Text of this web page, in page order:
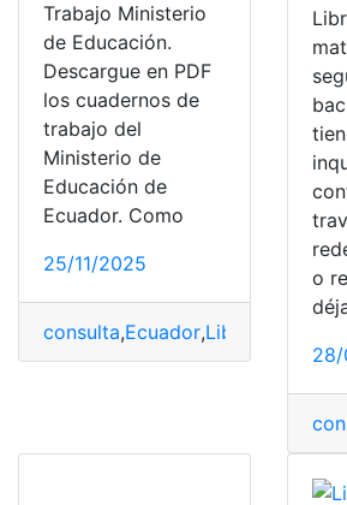
Trabajo Ministerio
de Educación.
Descargue en PDF
los cuadernos de
trabajo del
Ministerio de
Educación de
Ecuador. Como
25/11/2025
consulta,Ecuador,Libros del
o